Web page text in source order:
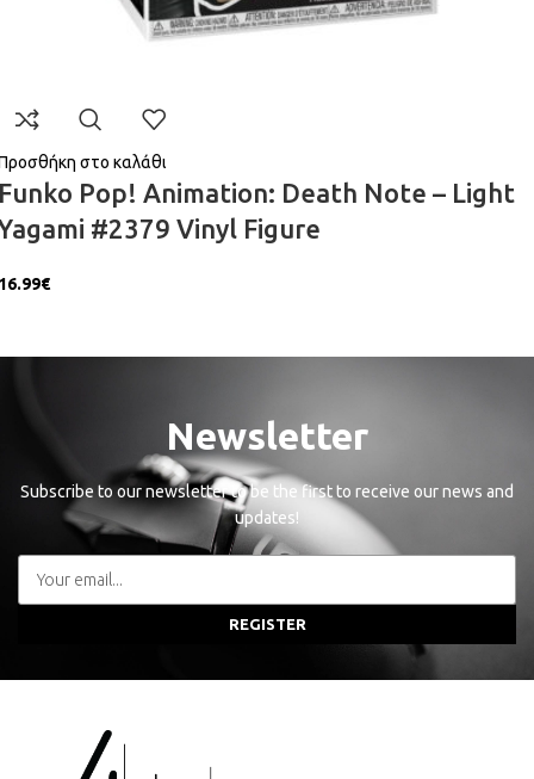
στο καλάθι
Pop! Animation: Death Note – Light
#2379 Vinyl Figure
€
Newsletter
Subscribe to our newsletter to be the first to receive our news and
updates!
REGISTER